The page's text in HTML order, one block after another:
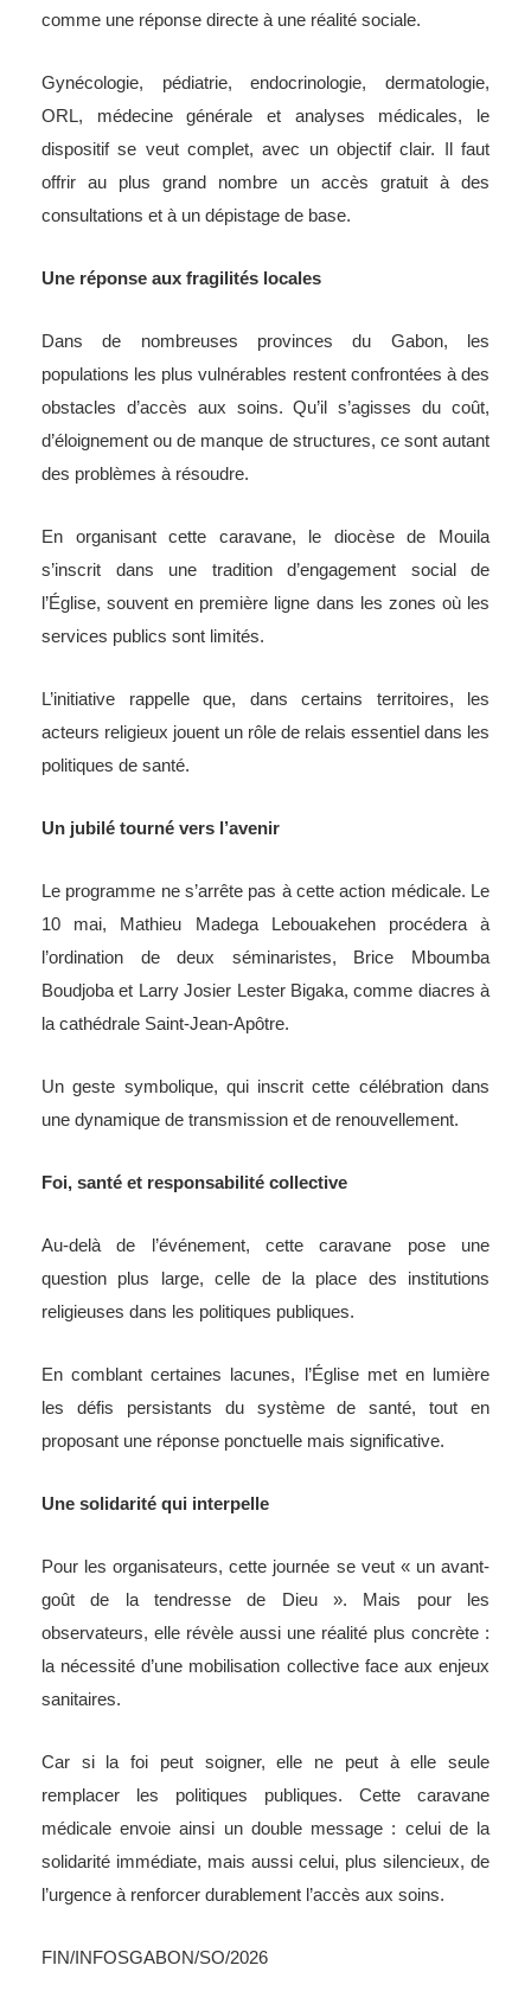
comme une réponse directe à une réalité sociale.
Gynécologie, pédiatrie, endocrinologie, dermatologie,
ORL, médecine générale et analyses médicales, le
dispositif se veut complet, avec un objectif clair. Il faut
offrir au plus grand nombre un accès gratuit à des
consultations et à un dépistage de base.
Une réponse aux fragilités locales
Dans de nombreuses provinces du Gabon, les
populations les plus vulnérables restent confrontées à des
obstacles d’accès aux soins. Qu’il s’agisses du coût,
d’éloignement ou de manque de structures, ce sont autant
des problèmes à résoudre.
En organisant cette caravane, le diocèse de Mouila
s’inscrit dans une tradition d’engagement social de
l’Église, souvent en première ligne dans les zones où les
services publics sont limités.
L’initiative rappelle que, dans certains territoires, les
acteurs religieux jouent un rôle de relais essentiel dans les
politiques de santé.
Un jubilé tourné vers l’avenir
Le programme ne s’arrête pas à cette action médicale. Le
10 mai, Mathieu Madega Lebouakehen procédera à
l’ordination de deux séminaristes, Brice Mboumba
Boudjoba et Larry Josier Lester Bigaka, comme diacres à
la cathédrale Saint-Jean-Apôtre.
Un geste symbolique, qui inscrit cette célébration dans
une dynamique de transmission et de renouvellement.
Foi, santé et responsabilité collective
Au-delà de l’événement, cette caravane pose une
question plus large, celle de la place des institutions
religieuses dans les politiques publiques.
En comblant certaines lacunes, l’Église met en lumière
les défis persistants du système de santé, tout en
proposant une réponse ponctuelle mais significative.
Une solidarité qui interpelle
Pour les organisateurs, cette journée se veut « un avant-
goût de la tendresse de Dieu ». Mais pour les
observateurs, elle révèle aussi une réalité plus concrète :
la nécessité d’une mobilisation collective face aux enjeux
sanitaires.
Car si la foi peut soigner, elle ne peut à elle seule
remplacer les politiques publiques. Cette caravane
médicale envoie ainsi un double message : celui de la
solidarité immédiate, mais aussi celui, plus silencieux, de
l’urgence à renforcer durablement l’accès aux soins.
FIN/INFOSGABON/SO/2026